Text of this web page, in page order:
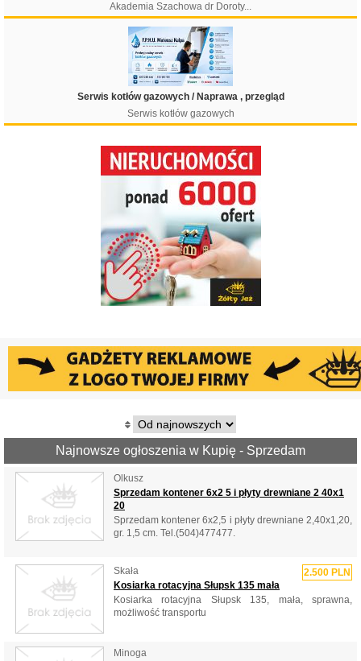
Akademia Szachowa dr Doroty...
Serwis kotłów gazowych / Naprawa , przegląd
Serwis kotłów gazowych
Najnowsze ogłoszenia w Kupię - Sprzedam
Olkusz
Sprzedam kontener 6x2 5 i płyty drewniane 2 40x1
20
Sprzedam kontener 6x2,5 i płyty drewniane 2,40x1,20,
gr. 1,5 cm. Tel.(504)477477.
2.500 PLN
Skała
Kosiarka rotacyjna Słupsk 135 mała
Kosiarka rotacyjna Słupsk 135, mała, sprawna,
możliwość transportu
Minoga